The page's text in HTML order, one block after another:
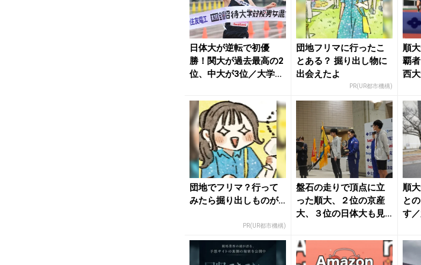
日体大が逆転で初優
勝！関大が過去最高の2
位、中大が3位／大学男
団地フリマに行ったこ
とある？ 掘り出し物に
出会えたよ
PR(UR都市機構)
順
覇
西
団地でフリマ？行って
みたら掘り出しものが…
PR(UR都市機構)
盤石の走りで頂点に立
った順大、２位の京産
大、３位の日体大も見
順
と
す